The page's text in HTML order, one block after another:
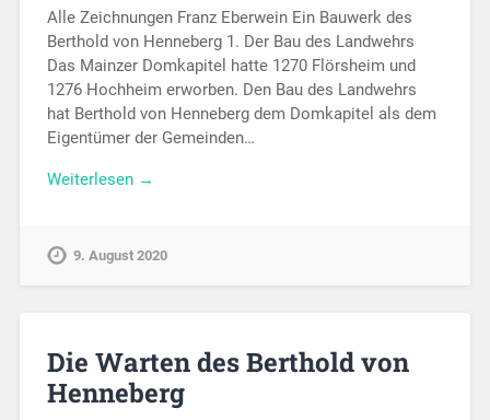
Alle Zeichnungen Franz Eberwein Ein Bauwerk des
Berthold von Henneberg 1. Der Bau des Landwehrs
Das Mainzer Domkapitel hatte 1270 Flörsheim und
1276 Hochheim erworben. Den Bau des Landwehrs
hat Berthold von Henneberg dem Domkapitel als dem
Eigentümer der Gemeinden…
Weiterlesen →
9. August 2020
Die Warten des Berthold von
Henneberg